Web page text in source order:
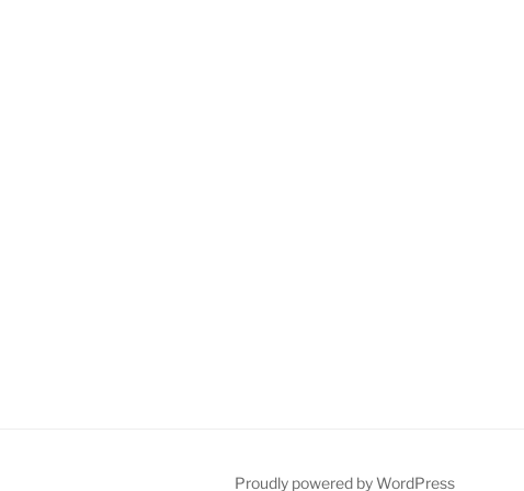
Proudly powered by WordPress